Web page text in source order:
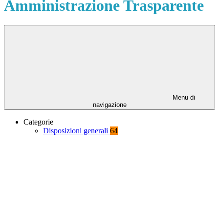
Amministrazione Trasparente
Menu di
navigazione
Categorie
Disposizioni generali 64